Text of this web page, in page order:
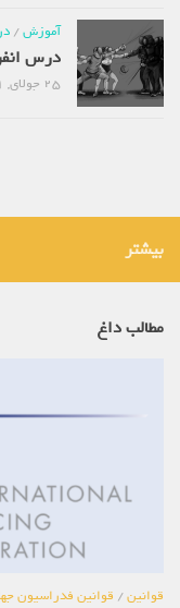
آموزش/
درس
25 جولای, 2021
بیشتر
مطالب داغ
قوانین/ قوانین فدراسیون